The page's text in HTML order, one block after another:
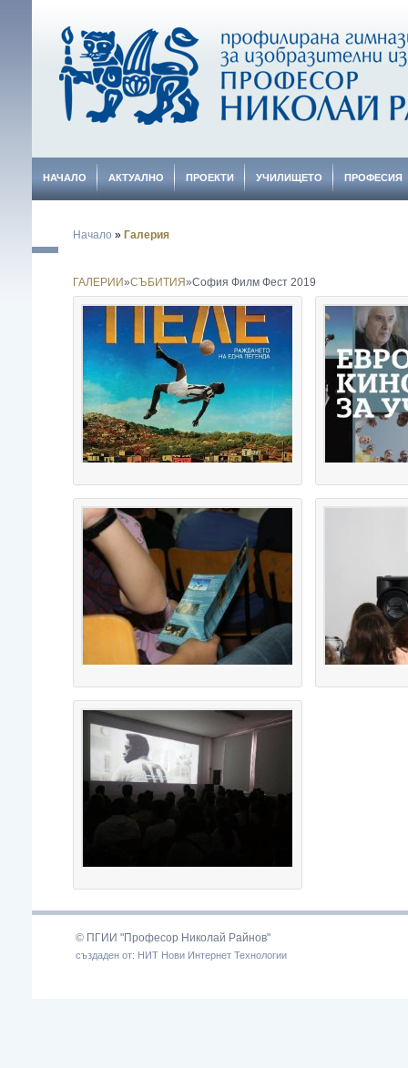
НАЧАЛО АКТУАЛНО ПРОЕКТИ УЧИЛИЩЕТО ПРОФЕСИЯ
Начало » Галерия
ГАЛЕРИИ»СЪБИТИЯ»София Филм Фест 2019
© ПГИИ "Професор Николай Райнов"
създаден от: НИТ Нови Интернет Технологии